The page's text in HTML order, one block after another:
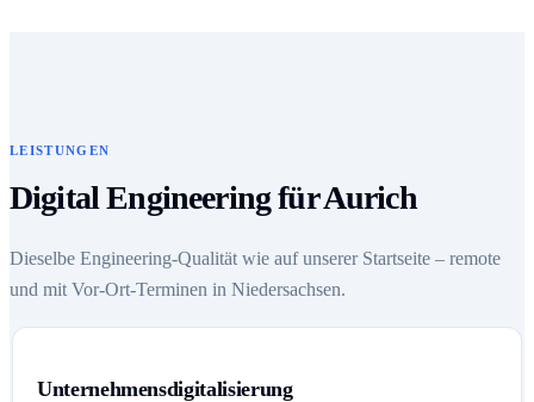
LEISTUNGEN
Digital Engineering für Aurich
Dieselbe Engineering-Qualität wie auf unserer Startseite – remote
und mit Vor-Ort-Terminen in Niedersachsen.
Unternehmensdigitalisierung